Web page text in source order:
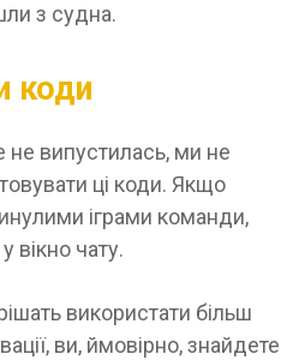
з судна.
коди
не випустилась, ми не
ці коди. Якщо
іграми команди,
вікно чату.
використати більш
ви, ймовірно, знайдете